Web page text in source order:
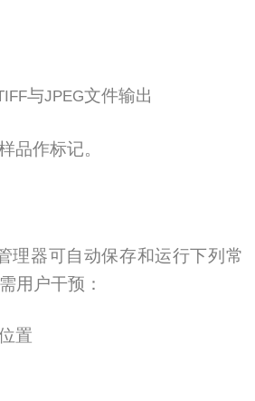
与JPEG文件输出
品作标记。
理器可自动保存和运行下列常
用户干预：
置